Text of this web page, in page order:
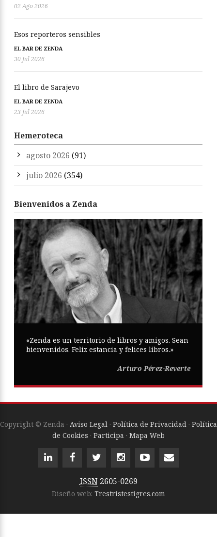
02 Ago 2026
Esos reporteros sensibles
EL BAR DE ZENDA
30 Jul 2026
El libro de Sarajevo
EL BAR DE ZENDA
23 Jul 2026
Hemeroteca
agosto 2026 (91)
julio 2026 (354)
Bienvenidos a Zenda
«Zenda es un territorio de libros y amigos. Sean
bienvenidos. Feliz estancia y felices libros.»
Arturo Pérez-Reverte
Copyright © Zenda · Aviso Legal · Política de Privacidad · Política
de Cookies · Participa · Mapa Web
ISSN 2605-0269
Diseño web: Trestristestigres.com